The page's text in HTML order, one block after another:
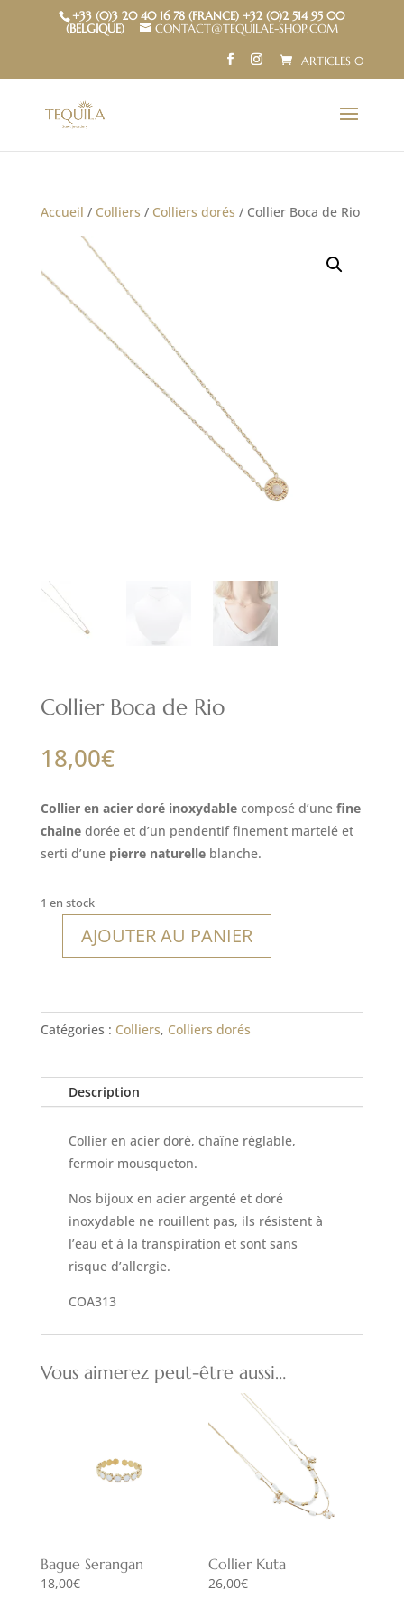
+33 (0)3 20 40 16 78 (FRANCE) +32 (0)2 514 95 00
(BELGIQUE)
CONTACT@TEQUILAE-SHOP.COM
ARTICLES 0
Accueil / Colliers / Colliers dorés / Collier Boca de Rio
Collier Boca de Rio
18,00€
Collier en acier doré inoxydablecomposé d’une fine
chainedorée et d’un pendentif finement martelé et
serti d’une pierre naturelleblanche.
1 en stock
quantité
Boca
de
AJOUTER AU PANIER
Catégories : Colliers, Colliers dorés
Description
Collier en acier doré, chaîne réglable,
fermoir mousqueton.
Nos bijoux en acier argenté et doré
inoxydable ne rouillent pas, ils résistent à
l’eau et à la transpiration et sont sans
risque d’allergie.
COA313
Vous aimerez peut-être aussi…
Bague Serangan
18,00€
Collier Kuta
26,00€